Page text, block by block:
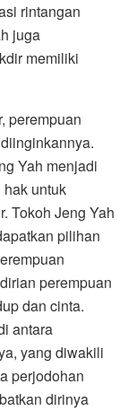
rintangan
juga
memiliki
perempuan
Yah menjadi
untuk
Tokoh Jeng Yah
pilihan
perempuan
dan cinta.
antara
yang diwakili
perjodohan
dirinya